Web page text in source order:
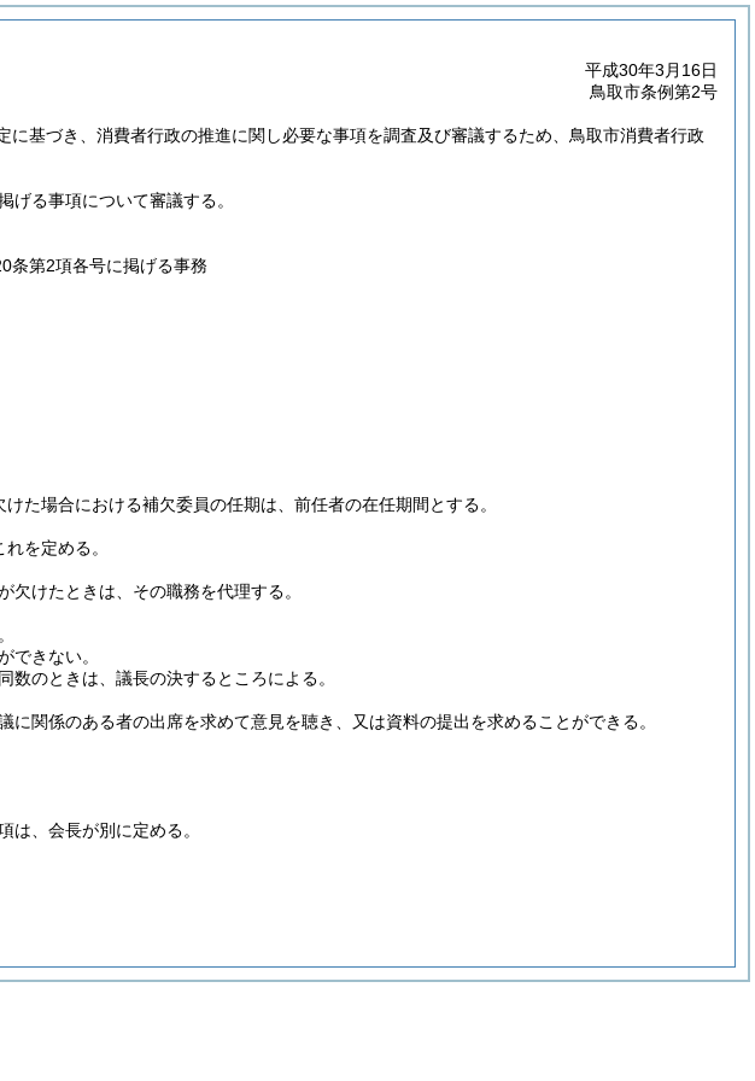
平成30年3月16日
鳥取市条例第2号
に基づき、消費者行政の推進に関し必要な事項を調査及び審議するため、鳥取市消費者行政
る事項について審議する。
条第2項各号に掲げる事務
けた場合における補欠委員の任期は、前任者の在任期間とする。
を定める。
けたときは、その職務を代理する。
できない。
のときは、議長の決するところによる。
関係のある者の出席を求めて意見を聴き、又は資料の提出を求めることができる。
は、会長が別に定める。